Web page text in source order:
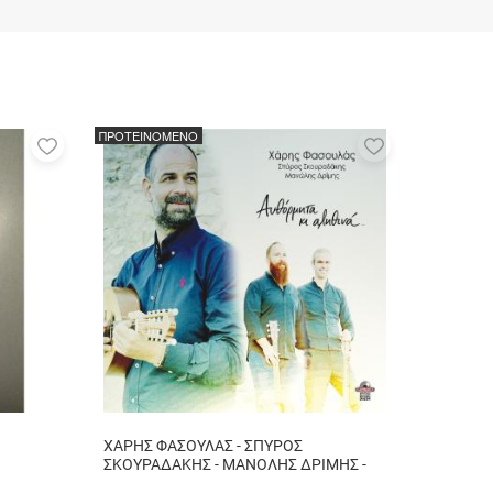
Προσθήκη
αγαπημένα
ΧΑΡΗΣ ΦΑΣΟΥΛΑΣ - ΣΠΥΡΟΣ
ΣΚΟΥΡΑΔΑΚΗΣ - ΜΑΝΟΛΗΣ ΔΡΙΜΗΣ -
ΠΡΟΤΕΙΝΟΜΕΝΟ
Προσθήκη